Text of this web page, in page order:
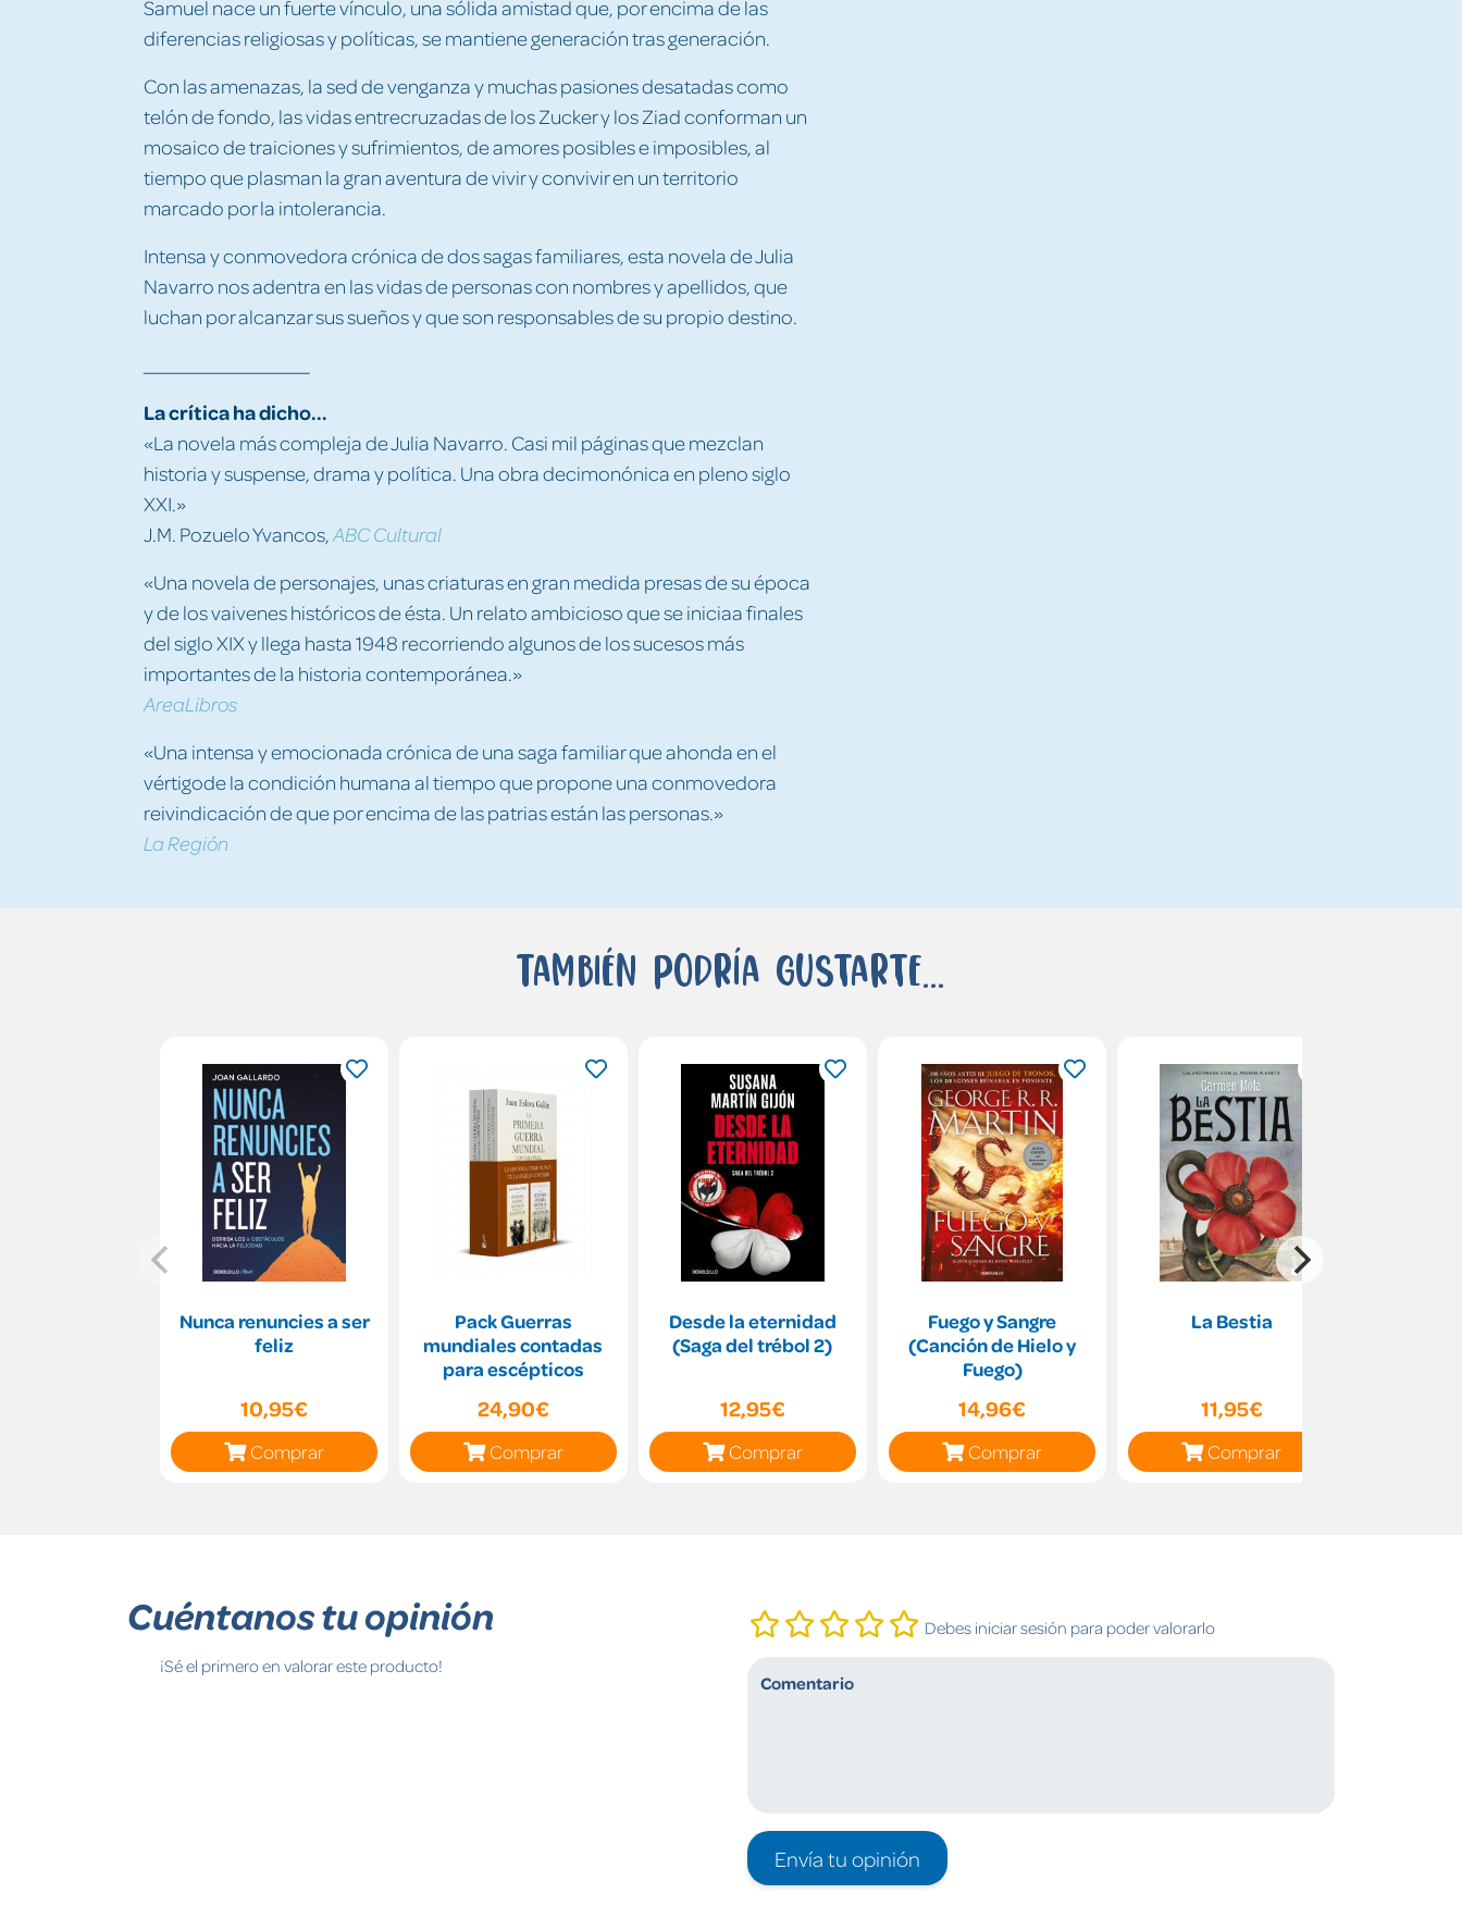
Samuel nace un fuerte vínculo, una sólida amistad que, por encima de las
diferencias religiosas y políticas, se mantiene generación tras generación.
Con las amenazas, la sed de venganza y muchas pasiones desatadas como
telón de fondo, las vidas entrecruzadas de los Zucker y los Ziad conforman un
mosaico de traiciones y sufrimientos, de amores posibles e imposibles, al
tiempo que plasman la gran aventura de vivir y convivir en un territorio
marcado por la intolerancia.
Intensa y conmovedora crónica de dos sagas familiares, esta novela de Julia
Navarro nos adentra en las vidas de personas con nombres y apellidos, que
luchan por alcanzar sus sueños y que son responsables de su propio destino.
La crítica ha dicho...
«La novela más compleja de Julia Navarro. Casi mil páginas que mezclan
historia y suspense, drama y política. Una obra decimonónica en pleno siglo
XXI.»
J.M. Pozuelo Yvancos,ABC Cultural
«Una novela de personajes, unas criaturas en gran medida presas de su época
y de los vaivenes históricos de ésta. Un relato ambicioso que se iniciaa finales
del siglo XIX y llega hasta 1948 recorriendo algunos de los sucesos más
importantes de la historia contemporánea.»
AreaLibros
«Una intensa y emocionada crónica de una saga familiar que ahonda en el
vértigode la condición humana al tiempo que propone una conmovedora
reivindicación de que por encima de las patrias están las personas.»
La Región
También podría gustarte...
Nunca renuncies a ser
feliz
10,95€
Comprar
Pack Guerras
mundiales contadas
para escépticos
24,90€
Comprar
Desde la eternidad
(Saga del trébol 2)
12,95€
Comprar
Fuego y Sangre
(Canción de Hielo y
Fuego)
14,96€
Comprar
La Bestia
11,95€
Comprar
Cuéntanos tu opinión
¡Sé el primero en valorar este producto!
Debes iniciar sesión para poder valorarlo
Envía tu opinión